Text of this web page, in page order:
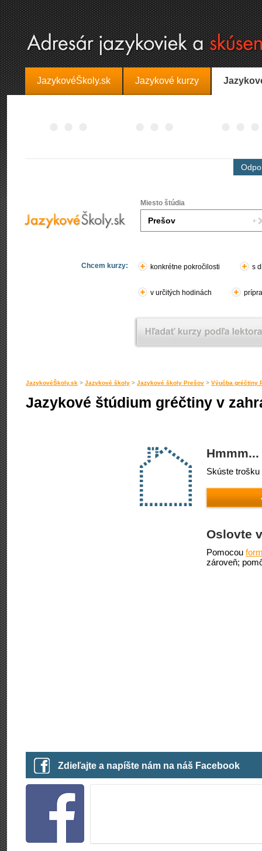
JazykovéŠkoly.sk Jazykové kurzy
Miesto štúdia
Chcem kurzy: konkrétne pokročilosti s
v určitých hodinách
JazykovéŠkoly.sk > Jazykové školy > Jazykové školy Prešov > Výučba gréčtiny
Jazykové štúdium gréčtiny v
Skúste
Oslovte
Pomocou
zároveň;
Zdieľajte a napíšte nám na náš Facebook